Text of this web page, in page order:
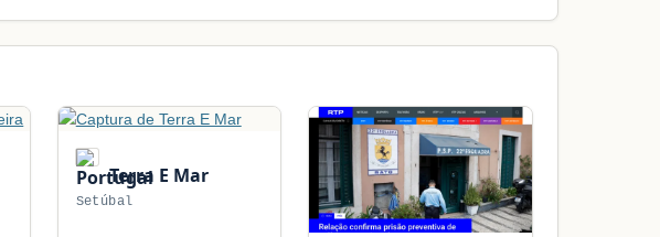
Terra E Mar
Setúbal